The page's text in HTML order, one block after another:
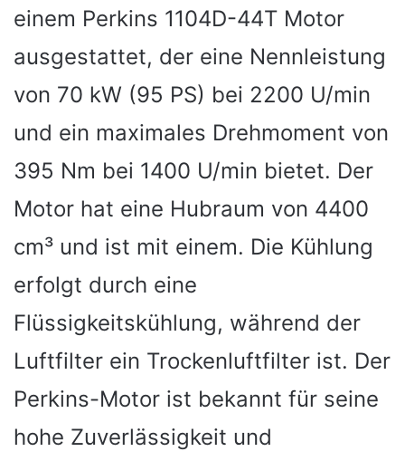
einem Perkins 1104D-44T Motor
ausgestattet, der eine Nennleistung
von 70 kW (95 PS) bei 2200 U/min
und ein maximales Drehmoment von
395 Nm bei 1400 U/min bietet. Der
Motor hat eine Hubraum von 4400
cm³ und ist mit einem. Die Kühlung
erfolgt durch eine
Flüssigkeitskühlung, während der
Luftfilter ein Trockenluftfilter ist. Der
Perkins-Motor ist bekannt für seine
hohe Zuverlässigkeit und